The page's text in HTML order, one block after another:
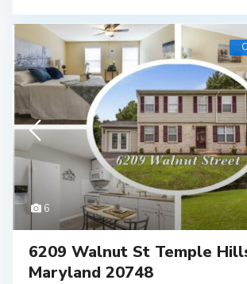
6
6209 Walnut St Temple
Maryland 20748